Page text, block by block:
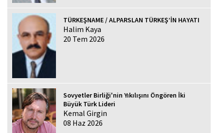
TÜRKEŞNAME / ALPARSLAN TÜRKEŞ’İN HAYATI
Halim Kaya
20 Tem 2026
Sovyetler Birliği'nin Yıkılışını Öngören İki
Büyük Türk Lideri
Kemal Girgin
08 Haz 2026